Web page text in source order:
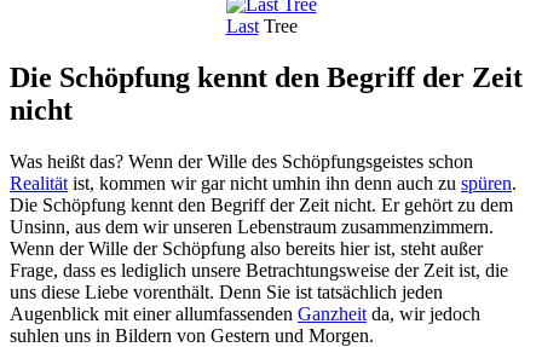
LastTree
Die Schöpfung kennt den Begriff der Zeit
nicht
Was heißt das? Wenn der Wille des Schöpfungsgeistes schon
Realität ist, kommen wir gar nicht umhin ihn denn auch zu spüren.
Die Schöpfung kennt den Begriff der Zeit nicht. Er gehört zu dem
Unsinn, aus dem wir unseren Lebenstraum zusammenzimmern.
Wenn der Wille der Schöpfung also bereits hier ist, steht außer
Frage, dass es lediglich unsere Betrachtungsweise der Zeit ist, die
uns diese Liebe vorenthält. Denn Sie ist tatsächlich jeden
Augenblick mit einer allumfassenden Ganzheit da, wir jedoch
suhlen uns in Bildern von Gestern und Morgen.